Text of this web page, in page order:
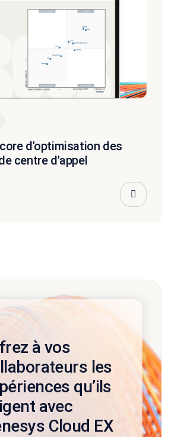
d'optimisation des
centre d'appel
à vos
les
qu’ils
avec
Cloud EX